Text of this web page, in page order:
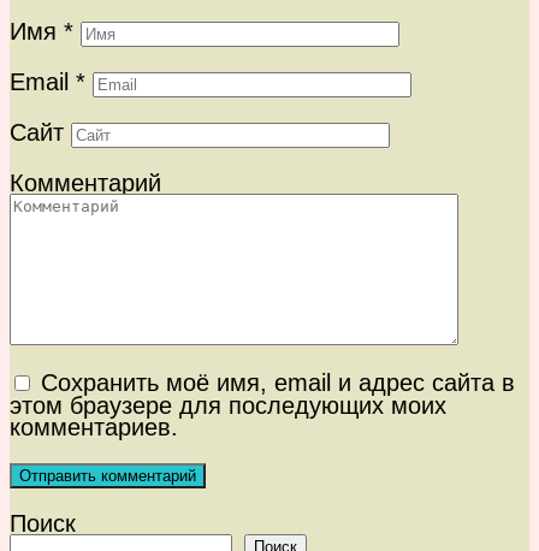
Имя *
Email *
Сайт
Комментарий
Сохранить моё имя, email и адрес сайта в
этом браузере для последующих моих
комментариев.
Поиск
Поиск